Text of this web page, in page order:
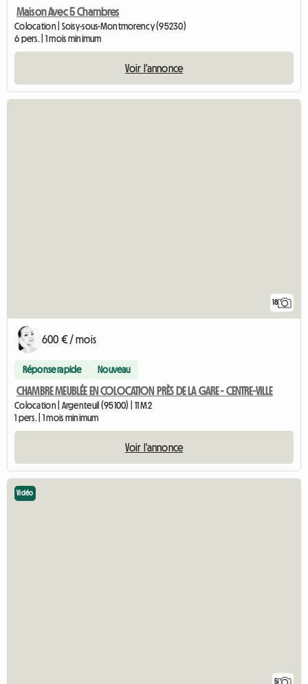
Maison Avec 5 Chambres
Colocation | Soisy-sous-Montmorency (95230)
6 pers. | 1 mois minimum
Voir l'annonce
18
600 € / mois
Réponse rapide Nouveau
CHAMBRE MEUBLÉE EN COLOCATION PRÈS DE LA GARE - CENTRE-VILLE
Colocation | Argenteuil (95100) | 11 M2
1 pers. | 1 mois minimum
Voir l'annonce
5
Vidéo